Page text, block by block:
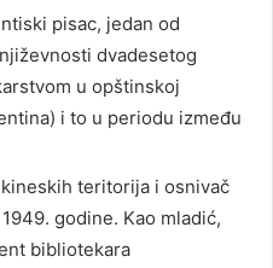
pisac, jedan od
dvadesetog
u opštinskoj
i to u periodu između
teritorija i osnivač
godine. Kao mladić,
bibliotekara